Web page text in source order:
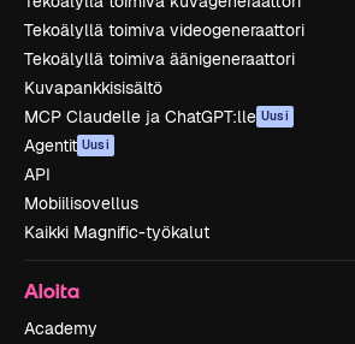
Tekoälyllä toimiva videogeneraattori
Tekoälyllä toimiva äänigeneraattori
Kuvapankkisisältö
MCP Claudelle ja ChatGPT:lle Uusi
Agentit Uusi
API
Mobiilisovellus
Kaikki Magnific-työkalut
Aloita
Academy